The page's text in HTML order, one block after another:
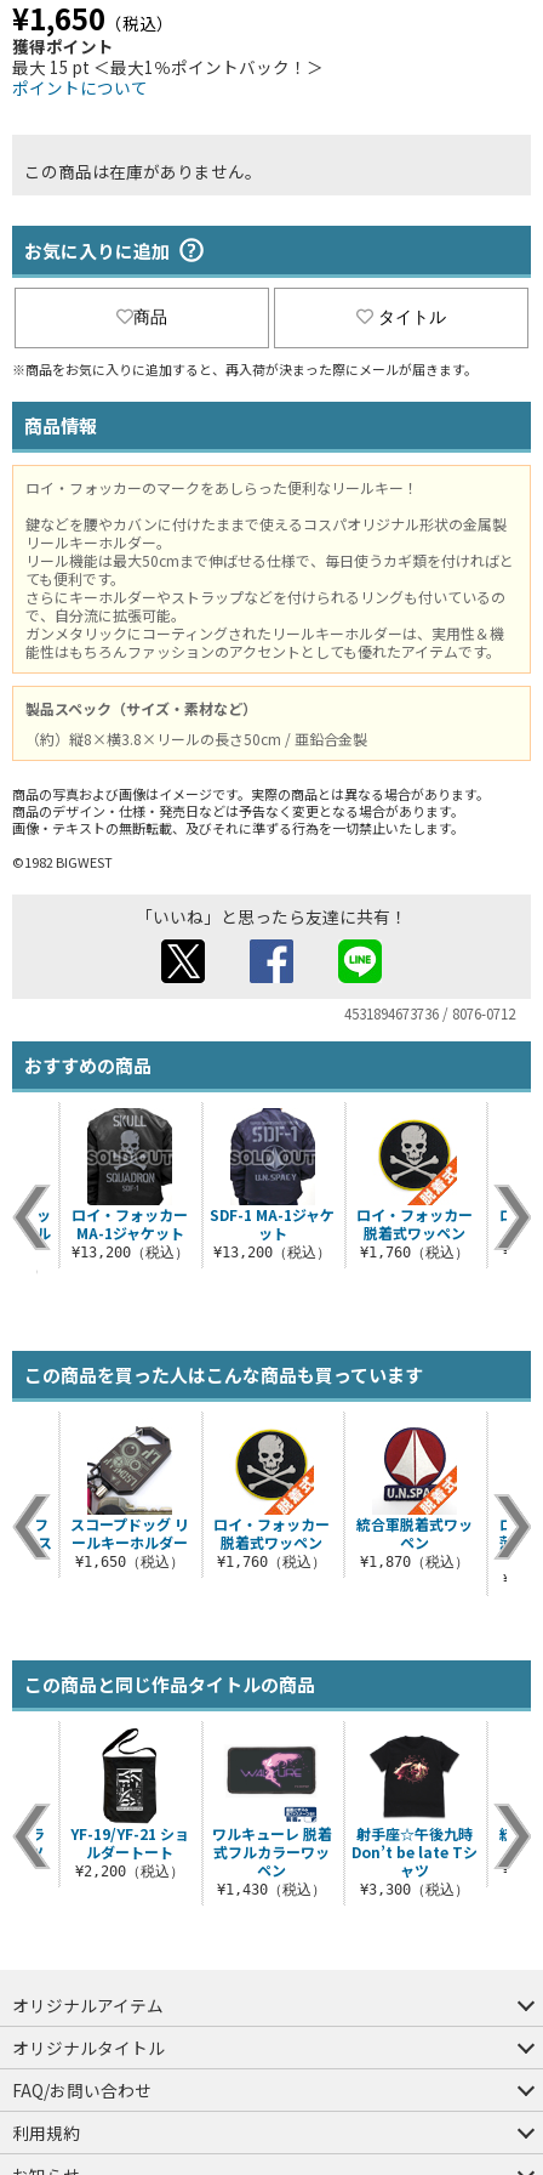
¥1,650 （税込）
獲得ポイント
最大 15 pt ＜最大1％ポイントバック！＞
ポイントについて
この商品は在庫がありません。
お気に入りに追加
商品 タイトル
※商品をお気に入りに追加すると、再入荷が決まった際にメールが届きます。
商品情報
ロイ・フォッカーのマークをあしらった便利なリールキー！
鍵などを腰やカバンに付けたままで使えるコスパオリジナル形状の金属製
リールキーホルダー。
リール機能は最大50cmまで伸ばせる仕様で、毎日使うカギ類を付ければと
ても便利です。
さらにキーホルダーやストラップなどを付けられるリングも付いているの
で、自分流に拡張可能。
ガンメタリックにコーティングされたリールキーホルダーは、実用性＆機
能性はもちろんファッションのアクセントとしても優れたアイテムです。
製品スペック（サイズ・素材など）
（約）縦8×横3.8×リールの長さ50cm / 亜鉛合金製
商品の写真および画像はイメージです。実際の商品とは異なる場合があります。
商品のデザイン・仕様・発売日などは予告なく変更となる場合があります。
画像・テキストの無断転載、及びそれに準ずる行為を一切禁止いたします。
©1982 BIGWEST
「いいね」と思ったら友達に共有！
4531894673736 / 8076-0712
おすすめの商品
SDF-1 MA-1ジャケ
ット
¥13,200（税込）
ロイ・フォッカー
脱着式ワッペン
¥1,760（税込）
ロイ
フォッ
ルシル
ント
込）
ロイ・フォッカー
MA-1ジャケット
¥13,200（税込）
この商品を買った人はこんな商品も買っています
ロイ・フォッカー
脱着式ワッペン
¥1,760（税込）
統合軍脱着式ワッ
ペン
¥1,870（税込）
ロイ
薄手
三 フ
ケース
スコープドッグ リ
ールキーホルダー
¥1,650（税込）
この商品と同じ作品タイトルの商品
ワルキューレ 脱着
式フルカラーワッ
ペン
¥1,430（税込）
射手座☆午後九時
Don’t be late Tシ
ャツ
¥3,300（税込）
統合
グラ
ャツ
込）
YF-19/YF-21 ショ
ルダートート
¥2,200（税込）
オリジナルアイテム
つままれ
つかまれ
ピョコッテ
オリジナルタイトル
アイテムヤ
ミスカトニック大學購買部
FAQ/お問い合わせ
FAQ
お問い合わせ
利用規約
会員規約・ポイント規約
特定商取引法に関する表示
プライバシーポリシー